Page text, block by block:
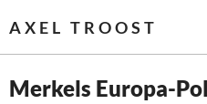
AXEL TROOST
Merkels Europa-